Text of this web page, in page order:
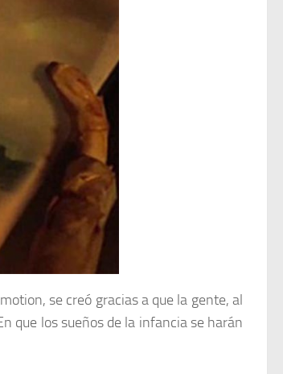
se creó gracias a que la gente, al
que los sueños de la infancia se harán